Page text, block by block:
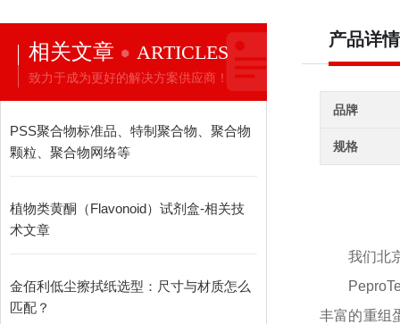
相关文章 ARTICLES
致力于成为更好的解决方案供应商！
PSS聚合物标准品、特制聚合物、聚合物
颗粒、聚合物网络等
植物类黄酮（Flavonoid）试剂盒-相关技
术文章
金佰利低尘擦拭纸选型：尺寸与材质怎么
匹配？
产品详情
品牌
规格
我们北
丰富的重组